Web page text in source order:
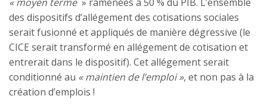
des dispositifs d’allégement des cotisations sociales
serait fusionné et appliqués de manière dégressive (le
CICE serait transformé en allégement de cotisation et
entrerait dans le dispositif). Cet allégement serait
conditionné au « maintien de l’emploi », et non pas à la
création d’emplois !